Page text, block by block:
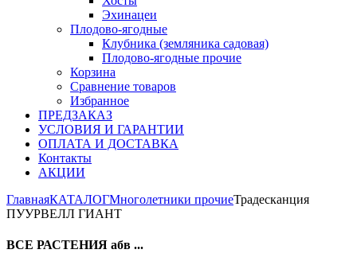
Эхинацеи
Плодово-ягодные
Клубника (земляника садовая)
Плодово-ягодные прочие
Корзина
Сравнение товаров
Избранное
ПРЕДЗАКАЗ
УСЛОВИЯ И ГАРАНТИИ
ОПЛАТА И ДОСТАВКА
Контакты
АКЦИИ
ГлавнаяКАТАЛОГМноголетники прочиеТрадесканция
ПУУРВЕЛЛ ГИАНТ
ВСЕ РАСТЕНИЯ абв ...